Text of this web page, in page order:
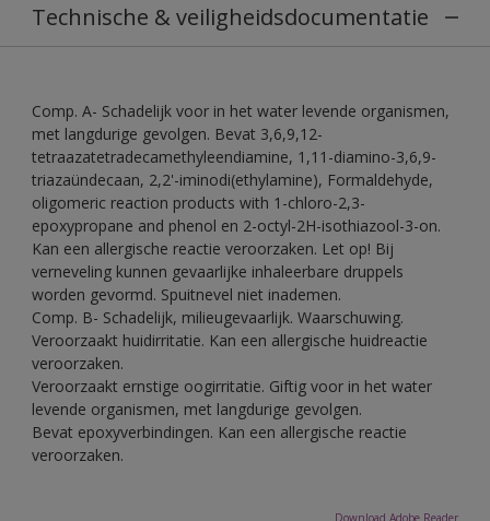
Technische & veiligheidsdocumentatie
Comp. A- Schadelijk voor in het water levende organismen,
met langdurige gevolgen. Bevat 3,6,9,12-
tetraazatetradecamethyleendiamine, 1,11-diamino-3,6,9-
triazaündecaan, 2,2'-iminodi(ethylamine), Formaldehyde,
oligomeric reaction products with 1-chloro-2,3-
epoxypropane and phenol en 2-octyl-2H-isothiazool-3-on.
Kan een allergische reactie veroorzaken. Let op! Bij
verneveling kunnen gevaarlijke inhaleerbare druppels
worden gevormd. Spuitnevel niet inademen.
Comp. B- Schadelijk, milieugevaarlijk. Waarschuwing.
Veroorzaakt huidirritatie. Kan een allergische huidreactie
veroorzaken.
Veroorzaakt ernstige oogirritatie. Giftig voor in het water
levende organismen, met langdurige gevolgen.
Bevat epoxyverbindingen. Kan een allergische reactie
veroorzaken.
Download Adobe Reader